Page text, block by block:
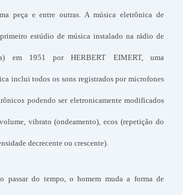
peça e entre outras. A música eletrônica de
estúdio de música instalado na rádio de
em 1951 por HERBERT EIMERT, uma
inclui todos os sons registrados por microfones
podendo ser eletronicamente modificados
vibrato (ondeamento), ecos (repetição do
decrecente ou crescente).
passar do tempo, o homem muda a forma de